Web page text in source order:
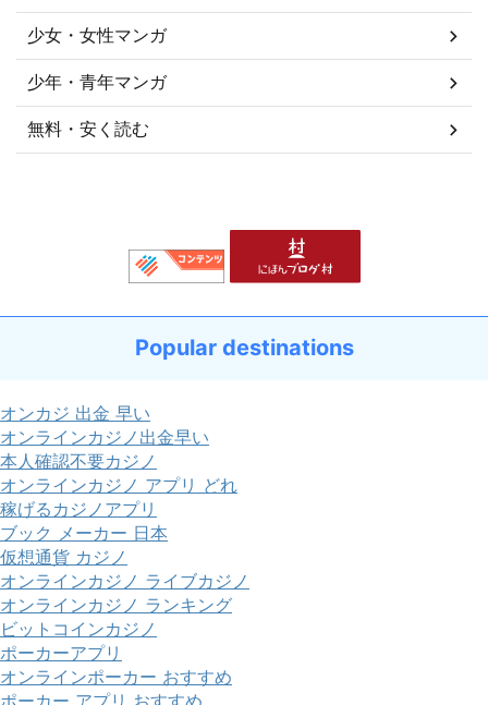
少女・女性マンガ
少年・青年マンガ
無料・安く読む
Popular destinations
オンカジ 出金 早い
オンラインカジノ出金早い
本人確認不要カジノ
オンラインカジノ アプリ どれ
稼げるカジノアプリ
ブック メーカー 日本
仮想通貨 カジノ
オンラインカジノ ライブカジノ
オンラインカジノ ランキング
ビットコインカジノ
ポーカーアプリ
オンラインポーカー おすすめ